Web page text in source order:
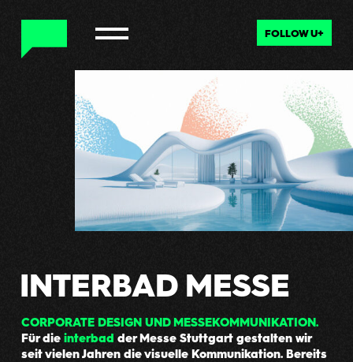
FOLLOW U+
INTERBAD MESSE
CORPORATE DESIGN UND MESSEKOMMUNIKATION.
Für die interbad der Messe Stuttgart gestalten wir
seit vielen Jahren die visuelle Kommunikation. Bereits